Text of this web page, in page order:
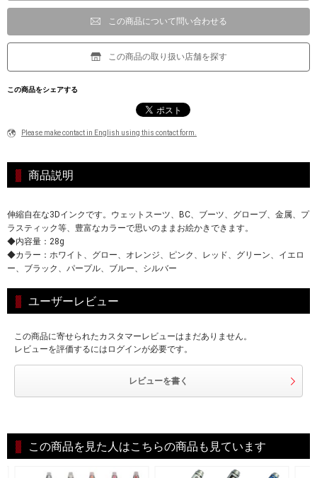
この商品について問い合わせる
この商品の取り扱い店舗を探す
この商品をシェアする
Please make contact in English using this contact form.
商品説明
伸縮自在な3Dインクです。ウェットスーツ、BC、ブーツ、グローブ、金属、プ
ラスティック等、豊富なカラーで思いのままお絵かきできます。
◆内容量：28g
◆カラー：ホワイト、グロー、オレンジ、ピンク、レッド、グリーン、イエロ
ー、ブラック、パープル、ブルー、シルバー
ユーザーレビュー
この商品に寄せられたカスタマーレビューはまだありません。
レビューを評価するにはログインが必要です。
レビューを書く
この商品を見た人はこちらの商品も見ています